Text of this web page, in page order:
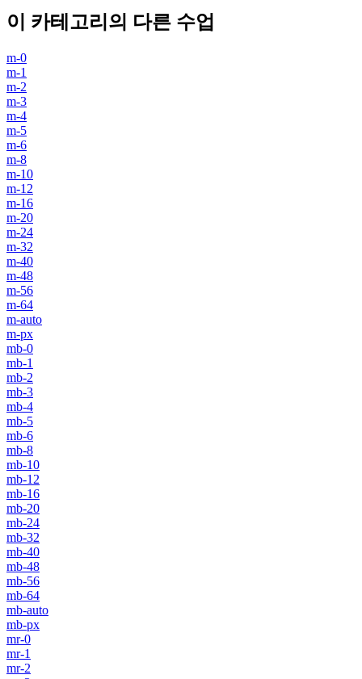
이 카테고리의 다른 수업
m-0
m-1
m-2
m-3
m-4
m-5
m-6
m-8
m-10
m-12
m-16
m-20
m-24
m-32
m-40
m-48
m-56
m-64
m-auto
m-px
mb-0
mb-1
mb-2
mb-3
mb-4
mb-5
mb-6
mb-8
mb-10
mb-12
mb-16
mb-20
mb-24
mb-32
mb-40
mb-48
mb-56
mb-64
mb-auto
mb-px
mr-0
mr-1
mr-2